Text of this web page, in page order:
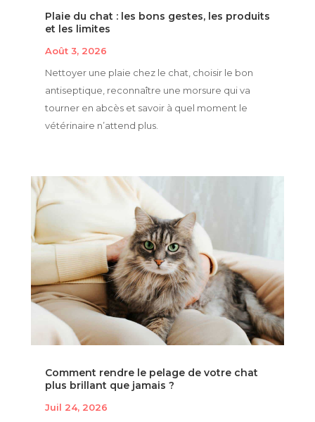
Plaie du chat : les bons gestes, les produits
et les limites
Août 3, 2026
Nettoyer une plaie chez le chat, choisir le bon
antiseptique, reconnaître une morsure qui va
tourner en abcès et savoir à quel moment le
vétérinaire n’attend plus.
Comment rendre le pelage de votre chat
plus brillant que jamais ?
Juil 24, 2026